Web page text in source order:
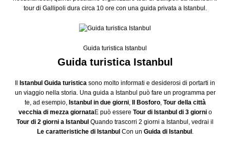
tour di Gallipoli dura circa 10 ore con una guida privata a Istanbul.
Guida turistica Istanbul
Guida turistica Istanbul
Istanbul Guida turistica sono molto informati e desiderosi di portarti in
un viaggio nella storia. Una guida a Istanbul può fare un programma per
te, ad esempio, Istanbul in due giorni, Il Bosforo, Tour della città
vecchia di mezza giornataE può essere Tour di Istanbul di 3 giornio
Tour di 2 giorni a Istanbul Quando trascorri 2 giorni a Istanbul, vedrai il
Le caratteristiche di Istanbul Con un Guida di Istanbul .